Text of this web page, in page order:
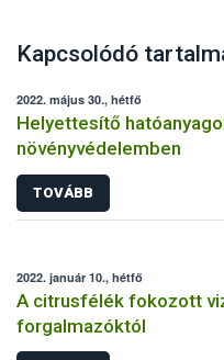
Kapcsolódó
2022. május 30., hétfő
Helyettesítő
növényvédelemben
TOVÁBB
2022. január 10., hétfő
A citrusfélék fokozott
forgalmazóktól